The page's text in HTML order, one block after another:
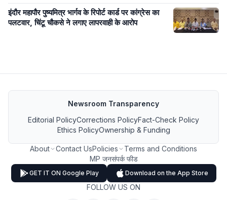
इंदौर महापौर पुष्यमित्र भार्गव के रिपोर्ट कार्ड पर कांग्रेस का
पलटवार, चिंटू चौकसे ने लगाए लापरवाही के आरोप
Newsroom Transparency
Editorial PolicyCorrections PolicyFact-Check Policy
Ethics PolicyOwnership & Funding
About Contact UsPolicies
Terms and Conditions
MP जनसंपर्क फीड
GET IT ON Google Play Download on the App Store
FOLLOW US ON